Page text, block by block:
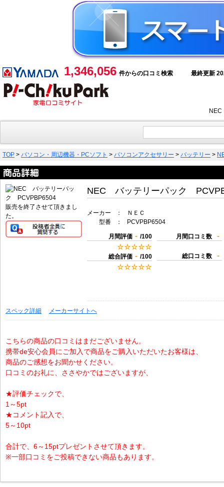
1,346,056 件からの口コミ検索 最終更新
TOP > パソコン・周辺機器・PCソフト > パソコンアクセサリー > バッテリー >
販売を終了させて頂きまし
た。
NEC バッテリーパック
メーカー ：
ＮＥＣ
型番
： PCVPBP6504
月間評価 - /100
総合評価 - /100
月間口コミ数 -
総口コミ数 -
スペック詳細 メーカーサイトへ
こちらの商品の口コミはまだございません。
携帯de安心会員にご加入で商品をご購入いただいたお客様は、
商品のご感想をお聞かせください。
口コミのお礼に、ささやかではございますが、
★評価チェックで、
1～5pt
★コメント記入で、
5～10pt
合計で、6～15ptプレゼントさせて頂きます。
※一部口コミをご投稿できない商品もあります。